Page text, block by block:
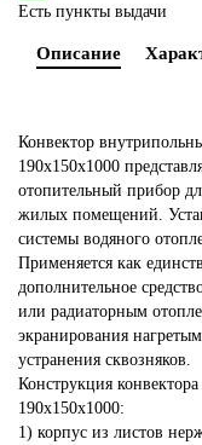
Есть пункты выдачи
Описание
Конвектор
190х150х1000
отопительный прибор
жилых помещений.
системы водяного
Применяется как
дополнительное
или радиаторным
экранирования
устранения сквозняков.
Конструкция
190х150х1000:
1) корпус из листов